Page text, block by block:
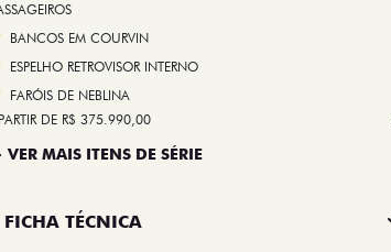
BANCOS EM COURVIN
ESPELHO RETROVISOR INTERNO
FARÓIS DE NEBLINA
DE R$ 375.990,00
VER MAIS ITENS DE SÉRIE
FICHA TÉCNICA